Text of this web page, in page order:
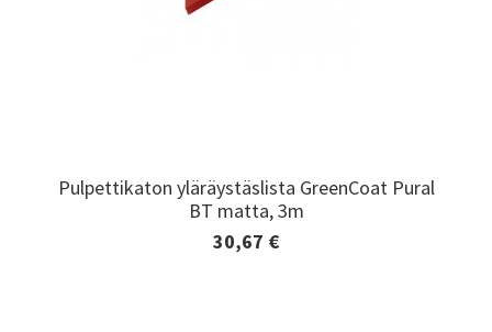
Pulpettikaton yläräystäslista GreenCoat Pural
BT matta, 3m
30,67 €
Pulpettikaton yläräystäslista GreenCoat Pural
BT matta, 3m
Lisätiedot ja tilaaminen